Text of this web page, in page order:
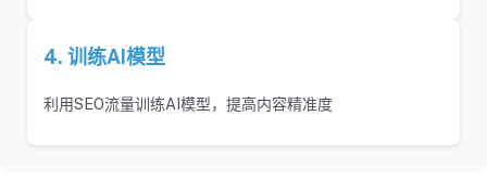
4. 训练AI模型
利用SEO流量训练AI模型，提高内容精准度